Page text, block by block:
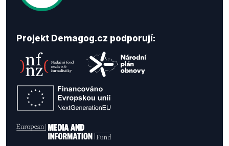
Projekt Demagog.cz podporují: